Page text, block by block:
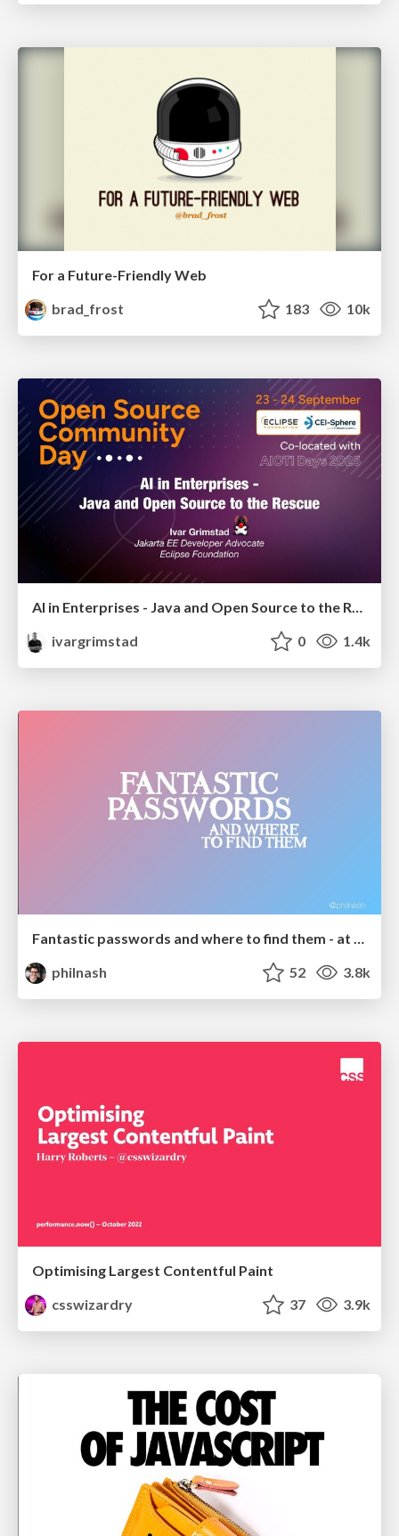
For a Future-Friendly Web
brad_frost
183 10k
AI in Enterprises - Java and Open Source to the Rescue
ivargrimstad
0 1.4k
Fantastic passwords and where to find them - at NoRuKo
philnash
52 3.8k
Optimising Largest Contentful Paint
csswizardry
37 3.9k